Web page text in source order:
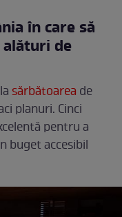
în care să
de
sărbătoarea de
planuri. Cinci
pentru a
buget accesibil